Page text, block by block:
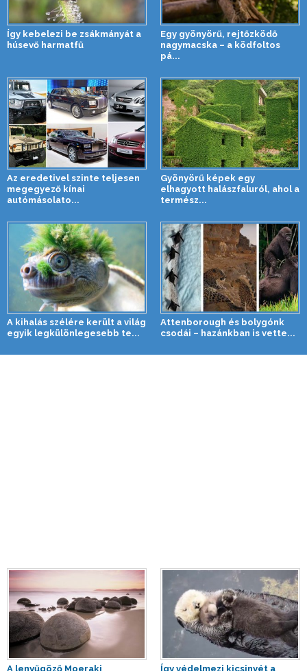
Így kebelezi be zsákmányát a
húsevő harmatfű
Egy gyönyörű, rejtőzködő
nagymacska – a ködfoltos
pá...
Az eredetivel szinte teljesen
megegyező kínai
autómásolato...
Gyönyörű képek egy
elhagyott halászfaluról, ahol a
termész...
A kihalás szélére került a világ
egyik legkülönlegesebb te...
Attenborough és bolygónk
csodái – hazánkban is vette...
A lenyűgöző Moeraki
Így védelmezi kicsinyét a